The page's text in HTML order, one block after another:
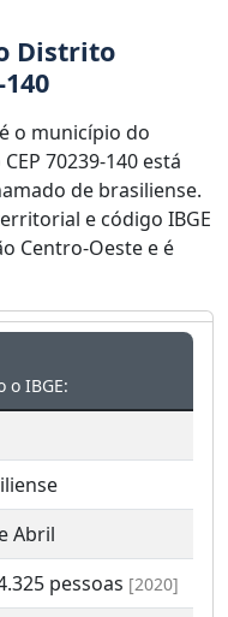
Distrito
o município do
70239-140 está
de brasiliense.
e código IBGE
Centro-Oeste e é
IBGE:
Abril
pessoas [2020]